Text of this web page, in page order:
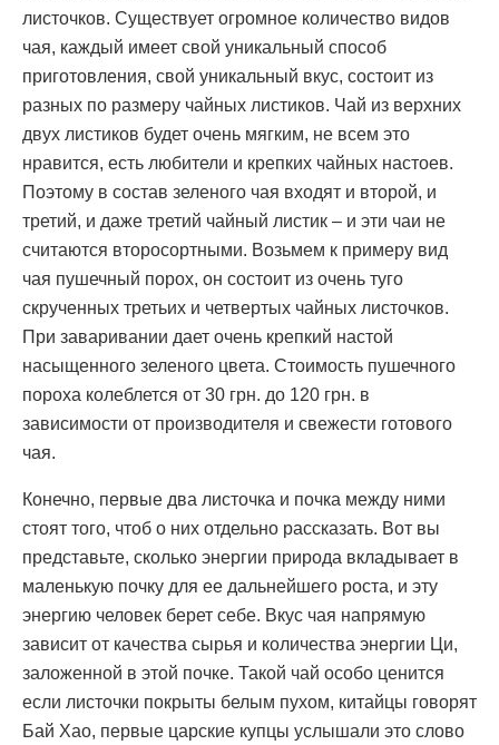
листочков. Существует огромное количество видов
чая, каждый имеет свой уникальный способ
приготовления, свой уникальный вкус, состоит из
разных по размеру чайных листиков. Чай из верхних
двух листиков будет очень мягким, не всем это
нравится, есть любители и крепких чайных настоев.
Поэтому в состав зеленого чая входят и второй, и
третий, и даже третий чайный листик – и эти чаи не
считаются второсортными. Возьмем к примеру вид
чая пушечный порох, он состоит из очень туго
скрученных третьих и четвертых чайных листочков.
При заваривании дает очень крепкий настой
насыщенного зеленого цвета. Стоимость пушечного
пороха колеблется от 30 грн. до 120 грн. в
зависимости от производителя и свежести готового
чая.
Конечно, первые два листочка и почка между ними
стоят того, чтоб о них отдельно рассказать. Вот вы
представьте, сколько энергии природа вкладывает в
маленькую почку для ее дальнейшего роста, и эту
энергию человек берет себе. Вкус чая напрямую
зависит от качества сырья и количества энергии Ци,
заложенной в этой почке. Такой чай особо ценится
если листочки покрыты белым пухом, китайцы говорят
Бай Хао, первые царские купцы услышали это слово